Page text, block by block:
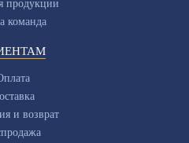
продукции
команда
и возврат